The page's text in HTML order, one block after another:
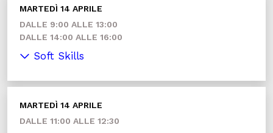
MARTEDÌ 14 APRILE
DALLE 9:00 ALLE 13:00
DALLE 14:00 ALLE 16:00
Soft Skills
MARTEDÌ 14 APRILE
DALLE 11:00 ALLE 12:30